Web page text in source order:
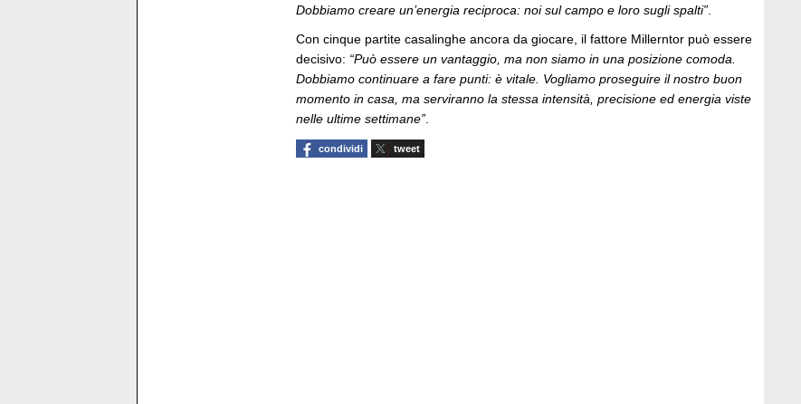
Dobbiamo creare un’energia reciproca: noi sul campo e loro sugli spalti”
Con cinque partite casalinghe ancora da giocare, il fattore Millerntor può essere
decisivo: “Può essere un vantaggio, ma non siamo in una posizione comoda.
Dobbiamo continuare a fare punti: è vitale. Vogliamo proseguire il nostro buon
momento in casa, ma serviranno la stessa intensità, precisione ed energia viste
nelle ultime settimane”
condividi tweet